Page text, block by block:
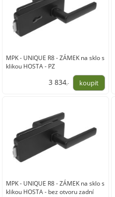
MPK - UNIQUE R8 - ZÁMEK na sklo s
klikou HOSTA - PZ
3 834,-
MPK - UNIQUE R8 - ZÁMEK na sklo s
klikou HOSTA - bez otvoru zadní